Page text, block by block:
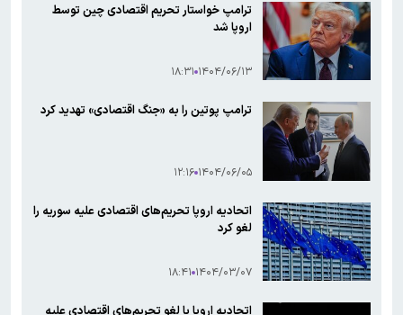
ترامپ خواستار تحریم اقتصادی چین توسط
اروپا شد
۱۴۰۴/۰۶/۱۳ ۱۸:۳۱
ترامپ پوتین را به «جنگ اقتصادی» تهدید کرد
۱۴۰۴/۰۶/۰۵ ۱۲:۱۶
اتحادیه اروپا تحریم‌های اقتصادی علیه سوریه را
لغو کرد
۱۴۰۴/۰۳/۰۷ ۱۸:۴۱
اتحادیه اروپا با لغو تحریم‌های اقتصادی علیه